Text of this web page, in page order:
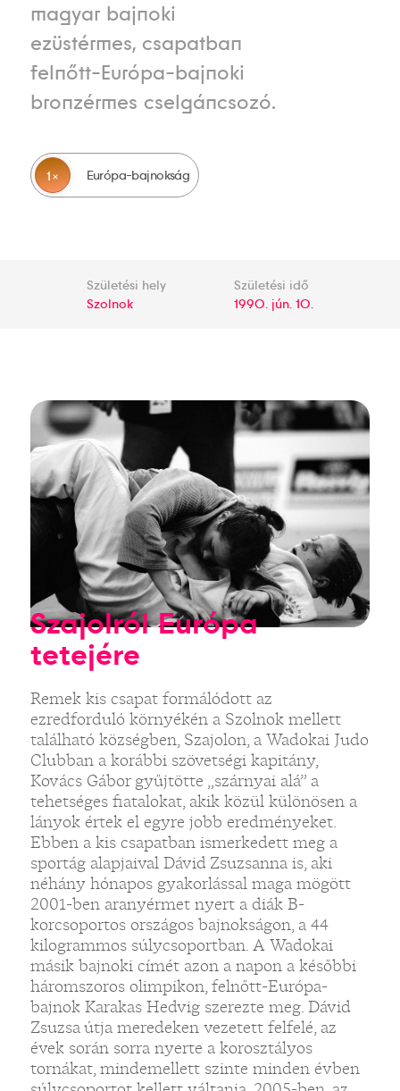
magyar bajnoki
ezüstérmes, csapatban
felnőtt-Európa-bajnoki
bronzérmes cselgáncsozó.
1 Európa-bajnokság
Születési hely
Szolnok
Születési idő
1990. jún. 10.
Szajolról Európa
tetejére
Remek kis csapat formálódott az
ezredforduló környékén a Szolnok mellett
található községben, Szajolon, a Wadokai Judo
Clubban a korábbi szövetségi kapitány,
Kovács Gábor gyűjtötte „szárnyai alá” a
tehetséges fiatalokat, akik közül különösen a
lányok értek el egyre jobb eredményeket.
Ebben a kis csapatban ismerkedett meg a
sportág alapjaival Dávid Zsuzsanna is, aki
néhány hónapos gyakorlással maga mögött
2001-ben aranyérmet nyert a diák B-
korcsoportos országos bajnokságon, a 44
kilogrammos súlycsoportban. A Wadokai
másik bajnoki címét azon a napon a későbbi
háromszoros olimpikon, felnőtt-Európa-
bajnok Karakas Hedvig szerezte meg. Dávid
Zsuzsa útja meredeken vezetett felfelé, az
évek során sorra nyerte a korosztályos
tornákat, mindemellett szinte minden évben